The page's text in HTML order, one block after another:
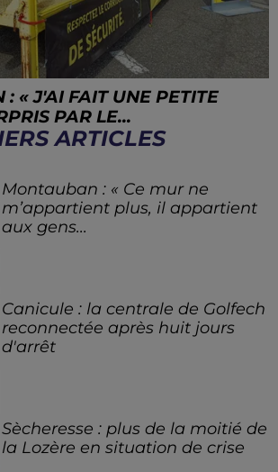
: « J'AI FAIT UNE PETITE
PAR LE...
ARTICLES
Montauban : « Ce mur ne
m’appartient plus, il appartient
aux gens...
Canicule : la centrale de Golfech
reconnectée après huit jours
d'arrêt
Sècheresse : plus de la moitié de
la Lozère en situation de crise